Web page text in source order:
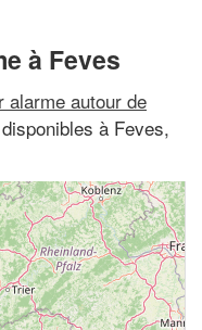
à Feves
alarme autour de
à Feves,